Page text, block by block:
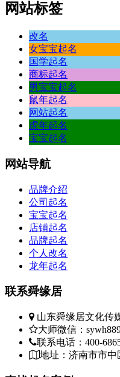
网站标签
改名
女宝宝起名
国学起名
商标起名
男宝宝起名
鼠年起名
网站起名
虎年起名
宝宝起名
网站导航
品牌介绍
公司起名
宝宝起名
店铺起名
品牌起名
个人改名
龙年起名
联系舜缘居
山东舜缘居文化传
大师微信：
联系电话：400-
地址：济南市市